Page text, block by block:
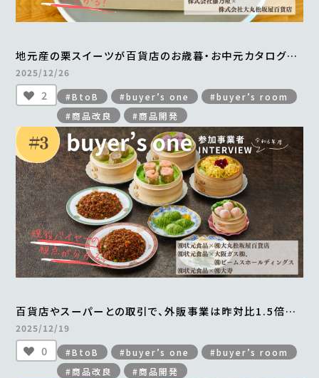
地元産の栗スイーツが百貨店のお歳暮・お中元カタログに
掲載され、年間700万円以上の売上を実現
＜from buyer’s one＞
2025/12/26
2 #BtoB #buyer’s one
#buyer’s room
#商品改良
#商品開発
百貨店やスーパーとの取引で、外販事業は昨対比1.5倍。
横浜中華街から全国区へとブランドの認知度も向上
＜from buyer’s one＞
2025/12/19
0 #BtoB #buyer’s one
#buyer’s room
#商品改良
#商品開発